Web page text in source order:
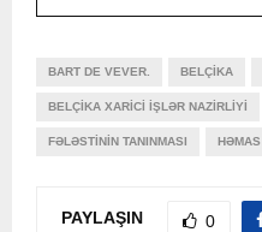
BART DE VEVER. BELÇIKA
BELÇIKA XARICI İŞLƏR NAZIRLIYI
FƏLƏSTININ TANINMASI HƏMAS
PAYLAŞIN 0